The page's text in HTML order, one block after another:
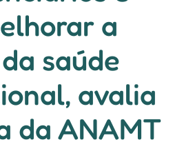
a
saúde
avalia
da ANAMT